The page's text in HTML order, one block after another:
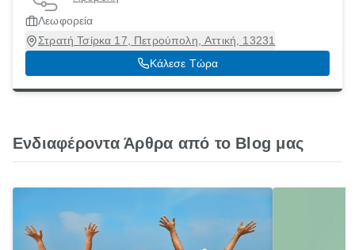
Λεωφορεία
Στρατή Τσίρκα 17, Πετρούπολη, Αττική, 13231
Κάλεσε Τώρα
Ενδιαφέροντα Άρθρα από το Blog μας